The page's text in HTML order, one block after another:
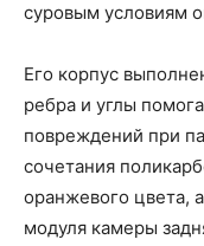
суровым условиям
Его корпус
ребра и углы
повреждений при
сочетания
оранжевого цвета,
модуля камеры